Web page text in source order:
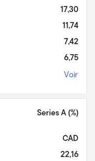
17,30
11,74
7,42
6,75
Voir
Series A (%)
CAD
22,16